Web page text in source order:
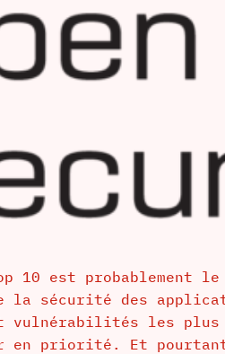
Top 10 est
la sécurité des
vulnérabilités les
en priorité. Et